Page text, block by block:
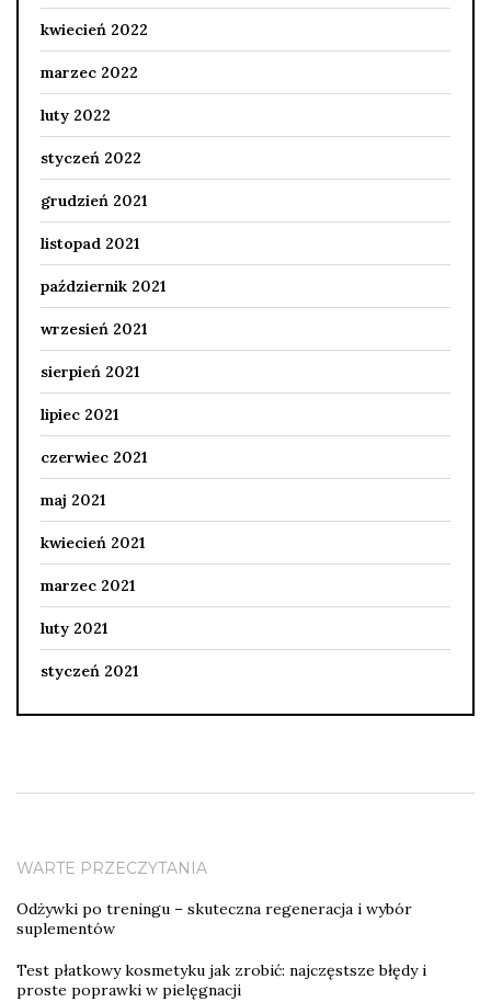
kwiecień 2022
marzec 2022
luty 2022
styczeń 2022
grudzień 2021
listopad 2021
październik 2021
wrzesień 2021
sierpień 2021
lipiec 2021
czerwiec 2021
maj 2021
kwiecień 2021
marzec 2021
luty 2021
styczeń 2021
WARTE PRZECZYTANIA
Odżywki po treningu – skuteczna regeneracja i wybór
suplementów
Test płatkowy kosmetyku jak zrobić: najczęstsze błędy i
proste poprawki w pielęgnacji